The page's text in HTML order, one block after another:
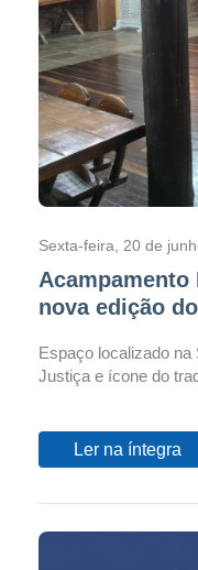
Sexta-feira, 20 de
Acampamento
nova edição
Espaço localizado
Justiça e ícone do
Ler na íntegra